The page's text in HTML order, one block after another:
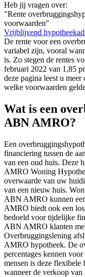
Heb jij vragen over:
"Rente
voorwaarden"
Vrijblijvend
De rente voor een
variabel zijn, vooral
is. Zo stegen de rentes
februari 2022 van 1,85
deze pagina leest u
welke voorwaarden
Wat is een
ABN AMRO?
Een
financiering tussen de
van een oud huis. Deze
AMRO Woning
overwaarde van uw
van een nieuw huis.
ABN AMRO kunnen
AMRO biedt ook een
bedoeld voor tijdelijke
ABN AMRO klanten
Overbruggingslening
AMRO hypotheek. De
percentages kennen
mensen is deze flexibele
wanneer de verkoop